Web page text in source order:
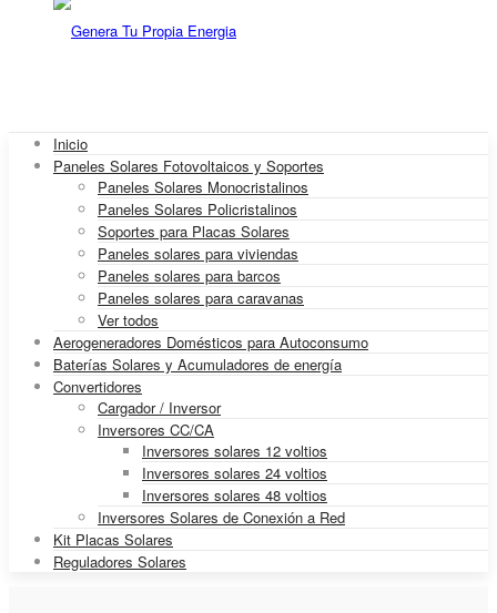
Inicio
Paneles Solares Fotovoltaicos y Soportes
Paneles Solares Monocristalinos
Paneles Solares Policristalinos
Soportes para Placas Solares
Paneles solares para viviendas
Paneles solares para barcos
Paneles solares para caravanas
Ver todos
Aerogeneradores Domésticos para Autoconsumo
Baterías Solares y Acumuladores de energía
Convertidores
Cargador / Inversor
Inversores CC/CA
Inversores solares 12 voltios
Inversores solares 24 voltios
Inversores solares 48 voltios
Inversores Solares de Conexión a Red
Kit Placas Solares
Reguladores Solares